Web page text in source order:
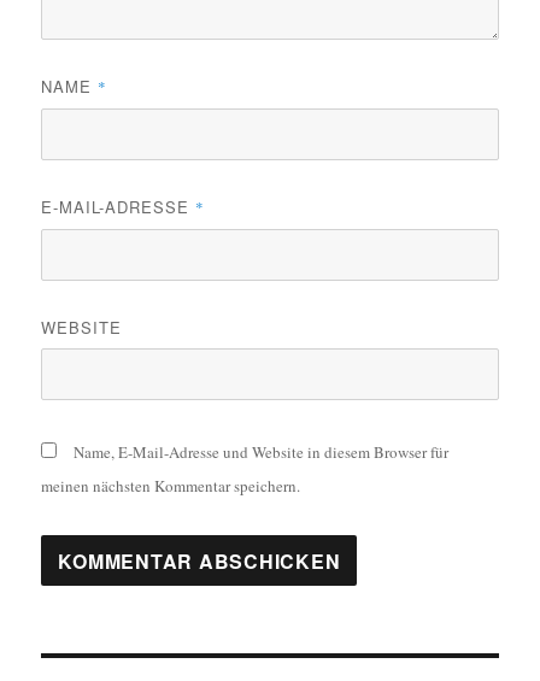
NAME *
E-MAIL-ADRESSE *
WEBSITE
Name, E-Mail-Adresse und Website in diesem Browser für
meinen nächsten Kommentar speichern.